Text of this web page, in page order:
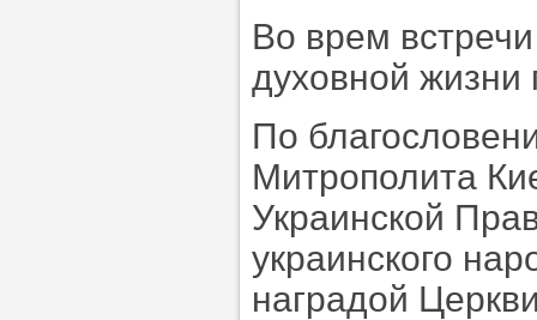
Во врем
духовной
По
Митрополита
Украинской
украинского
наградой